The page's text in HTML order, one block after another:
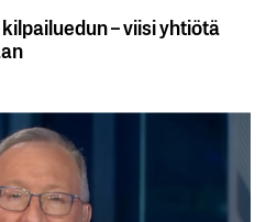
– viisi yhtiötä